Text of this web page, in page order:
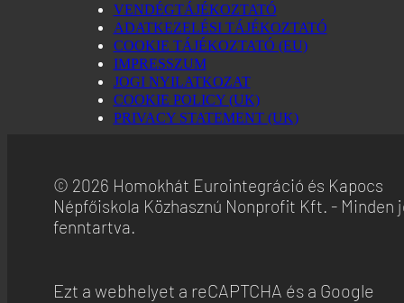
ADITION (Virtual Minds GmbH)
Adatvédelmi irányelvek
Active Agent (Virtual Minds GmbH)
Adatvédelmi irányelvek
Taboola Europe Limited
Adatvédelmi irányelvek
Adatvédelmi irányelvek
Equativ
Adatvédelmi irányelvek
VENDÉGTÁJÉKOZTATÓ
ADATKEZELÉSI TÁJÉKOZTATÓ
COOKIE TÁJÉKOZTATÓ (EU)
IMPRESSZUM
JOGI NYILATKOZAT
COOKIE POLICY (UK)
PRIVACY STATEMENT (UK)
© 2026 Homokhát Eurointegráció és Kapocs
Népfőiskola Közhasznú Nonprofit Kft. - Minden
fenntartva.
Ezt a webhelyet a reCAPTCHA és a Google